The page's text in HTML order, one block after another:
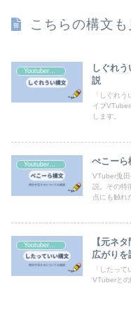
こちらの構文も
Youtuber・VTuberの構文
しぐれ
説
「しぐれ
イブ
します。
Youtuber・VTuberの構文 ぺこーら
VTuber兎
説。その特
点にも触れ
Youtuber・VTuberの構文
【元ネ
広がりを
「したっ
VTuberとの